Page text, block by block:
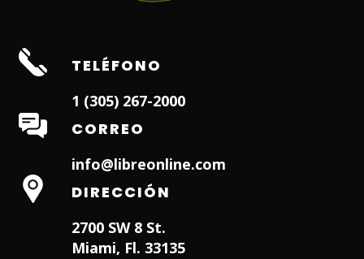
TELÉFONO
1 (305) 267-2000
CORREO
info@libreonline.com
DIRECCIÓN
2700 SW 8 St.
Miami, Fl. 33135